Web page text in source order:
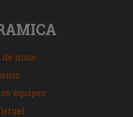
nous
équipes